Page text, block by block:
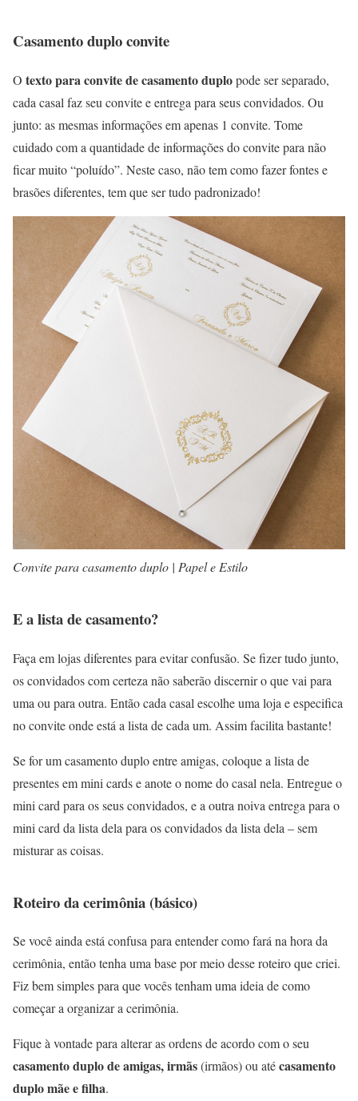
Casamento duplo convite
O texto para convite de casamento duplopode ser separado,
cada casal faz seu convite e entrega para seus convidados. Ou
junto: as mesmas informações em apenas 1 convite. Tome
cuidado com a quantidade de informações do convite para não
ficar muito “poluído”. Neste caso, não tem como fazer fontes e
brasões diferentes, tem que ser tudo padronizado!
Convite para casamento duplo | Papel e Estilo
E a lista de casamento?
Faça em lojas diferentes para evitar confusão. Se fizer tudo junto,
os convidados com certeza não saberão discernir o que vai para
uma ou para outra. Então cada casal escolhe uma loja e especifica
no convite onde está a lista de cada um. Assim facilita bastante!
Se for um casamento duplo entre amigas, coloque a lista de
presentes em mini cards e anote o nome do casal nela. Entregue o
mini card para os seus convidados, e a outra noiva entrega para o
mini card da lista dela para os convidados da lista dela – sem
misturar as coisas.
Roteiro da cerimônia (básico)
Se você ainda está confusa para entender como fará na hora da
cerimônia, então tenha uma base por meio desse roteiro que criei.
Fiz bem simples para que vocês tenham uma ideia de como
começar a organizar a cerimônia.
Fique à vontade para alterar as ordens de acordo com o seu
casamento duplo de amigas,irmãs(irmãos) ou atécasamento
duplo mãe e filha.